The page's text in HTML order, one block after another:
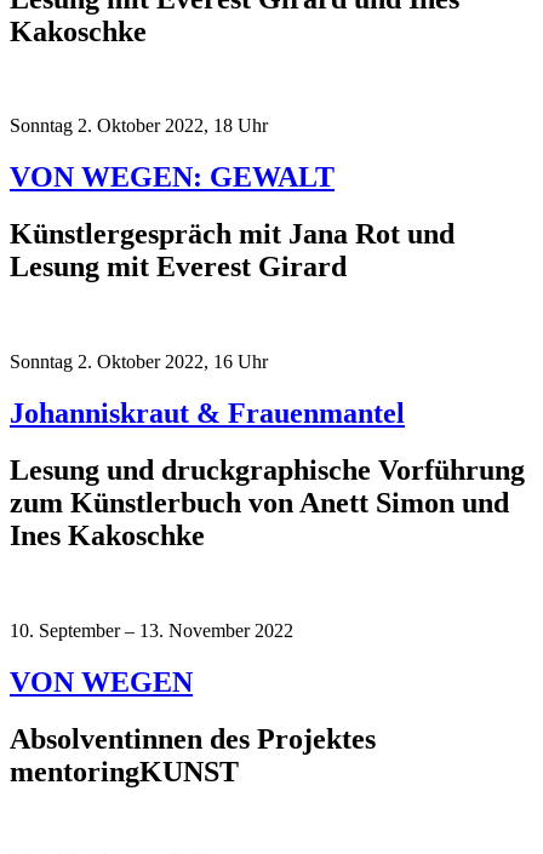
Kakoschke
Sonntag 2. Oktober 2022, 18 Uhr
VON WEGEN: GEWALT
Künstlergespräch mit Jana Rot und
Lesung mit Everest Girard
Sonntag 2. Oktober 2022, 16 Uhr
Johanniskraut & Frauenmantel
Lesung und druckgraphische Vorführung
zum Künstlerbuch von Anett Simon und
Ines Kakoschke
10. September – 13. November 2022
VON WEGEN
Absolventinnen des Projektes
mentoringKUNST